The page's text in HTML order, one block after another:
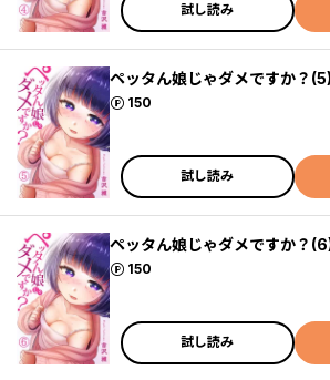
試し読み
ペッタん娘じゃダメですか？(5)
150
ポイント
試し読み
ペッタん娘じゃダメですか？
150
ポイント
試し読み